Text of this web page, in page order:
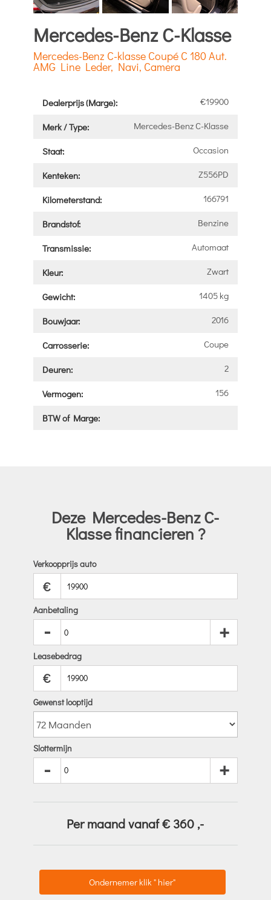
Mercedes-Benz C-Klasse
Mercedes-Benz C-klasse Coupé C 180 Aut.
AMG Line Leder, Navi, Camera
Dealerprijs (Marge): €19900
Merk / Type: Mercedes-Benz C-Klasse
Staat: Occasion
Kenteken: Z556PD
Kilometerstand: 166791
Brandstof: Benzine
Transmissie: Automaat
Kleur: Zwart
Gewicht: 1405 kg
Bouwjaar: 2016
Carrosserie: Coupe
Deuren: 2
Vermogen: 156
BTW of Marge:
Deze Mercedes-Benz C-
Klasse financieren ?
Verkoopprijs auto
€
Aanbetaling
- +
Leasebedrag
€
Gewenst looptijd
Slottermijn
- +
Per maand vanaf €360 ,-
Ondernemer klik " hier"